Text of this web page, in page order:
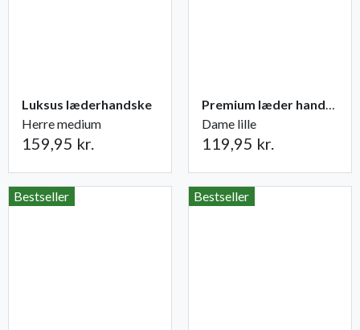
Luksus læderhandske
Herre medium
159,95 kr.
Premium læder handske Flutter
Dame lille
119,95 kr.
Bestseller Bestseller